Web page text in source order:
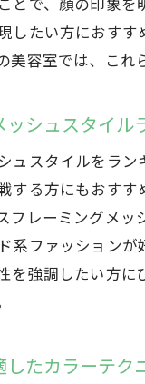
したい方におす
美容室では、これ
シュスタイル
ュスタイルをラ
する方にもおす
フレーミングメ
系ファッション
を強調したい方
たカラーテク